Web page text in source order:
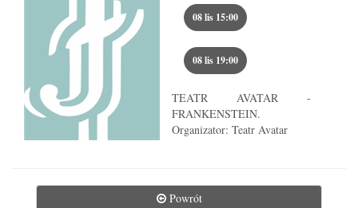
08 lis 15:00Przejdź do wyboru miejsca
08 lis 19:00Przejdź do wyboru miejsca
TEATR AVATAR -
FRANKENSTEIN.
Organizator: Teatr Avatar
Powrót